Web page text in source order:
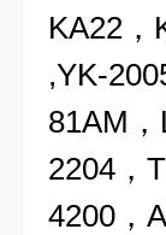
KA22，
,YK-
81AM
2204 ，
4200，